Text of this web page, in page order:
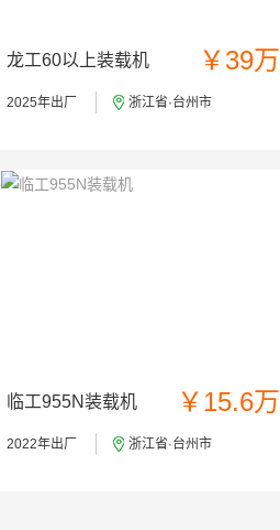
龙工60以上装载机 ￥39万
2025年出厂 浙江省·台州市
临工955N装载机 ￥15.6万
2022年出厂 浙江省·台州市